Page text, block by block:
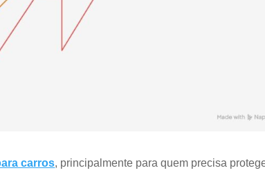
carros, principalmente para quem precisa